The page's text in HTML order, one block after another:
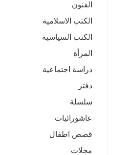
الفنون
الكتب الاسلامية
الكتب السياسية
المرأة
دراسة اجتماعية
دفتر
سلسلة
عاشورائيات
قصص اطفال
مجلات